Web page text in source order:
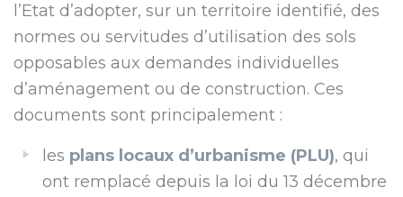
l’Etat d’adopter, sur un territoire identifié, des
normes ou servitudes d’utilisation des sols
opposables aux demandes individuelles
d’aménagement ou de construction. Ces
documents sont principalement :
les plans locaux d’urbanisme (PLU), qui
ont remplacé depuis la loi du 13 décembre